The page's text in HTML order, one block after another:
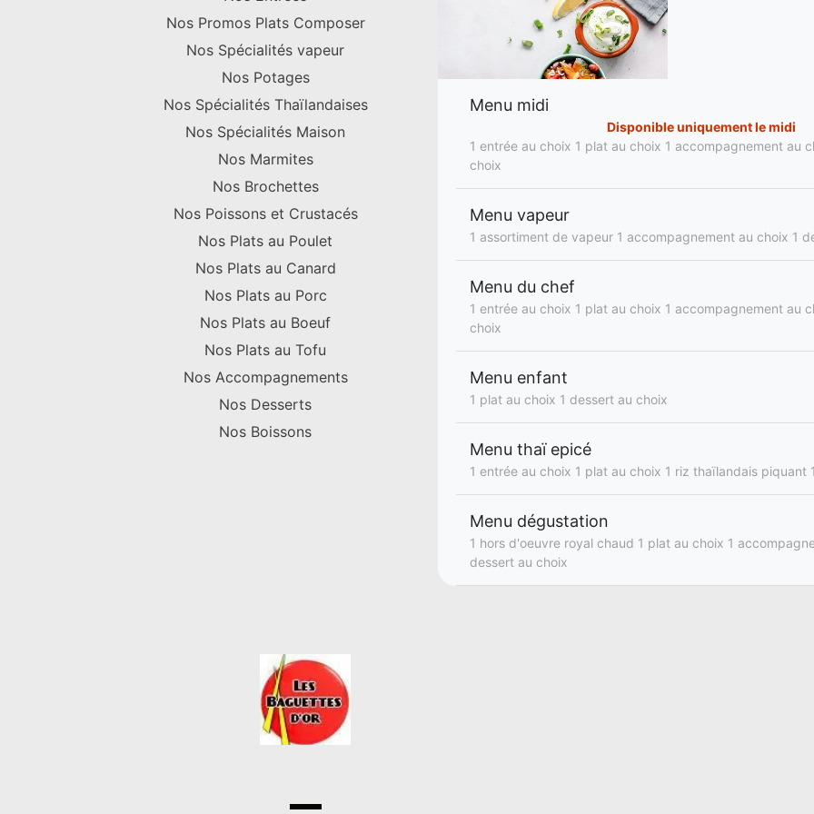
Nos Promos Plats Composer
Nos Spécialités vapeur
Nos Potages
Nos Spécialités Thaïlandaises
Nos Spécialités Maison
Nos Marmites
Nos Brochettes
Nos Poissons et Crustacés
Nos Plats au Poulet
Nos Plats au Canard
Nos Plats au Porc
Nos Plats au Boeuf
Nos Plats au Tofu
Nos Accompagnements
Nos Desserts
Nos Boissons
Menu midi
Disponible uniquement le midi
1 entrée au choix 1 plat au choix 1 accompagnement au
choix
Menu vapeur
1 assortiment de vapeur 1 accompagnement au choix 1
Menu du chef
1 entrée au choix 1 plat au choix 1 accompagnement au
choix
Menu enfant
1 plat au choix 1 dessert au choix
Menu thaï epicé
1 entrée au choix 1 plat au choix 1 riz thaïlandais piquant
Menu dégustation
1 hors d'oeuvre royal chaud 1 plat au choix 1
dessert au choix